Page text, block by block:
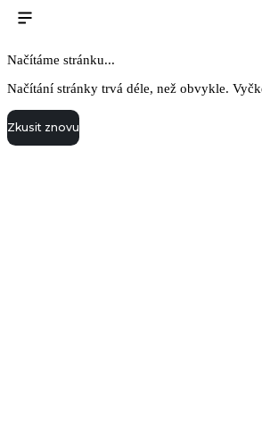
Načítáme stránku...
Načítání stránky trvá déle, než obvykle.
Zkusit znovu